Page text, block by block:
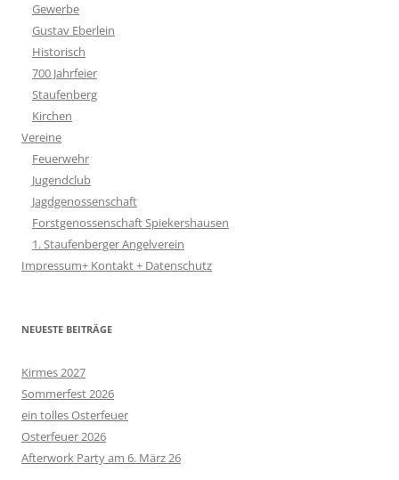
Gewerbe
Gustav Eberlein
Historisch
700 Jahrfeier
Staufenberg
Kirchen
Vereine
Feuerwehr
Jugendclub
Jagdgenossenschaft
Forstgenossenschaft Spiekershausen
1. Staufenberger Angelverein
Impressum+ Kontakt + Datenschutz
NEUESTE BEITRÄGE
Kirmes 2027
Sommerfest 2026
ein tolles Osterfeuer
Osterfeuer 2026
Afterwork Party am 6. März 26